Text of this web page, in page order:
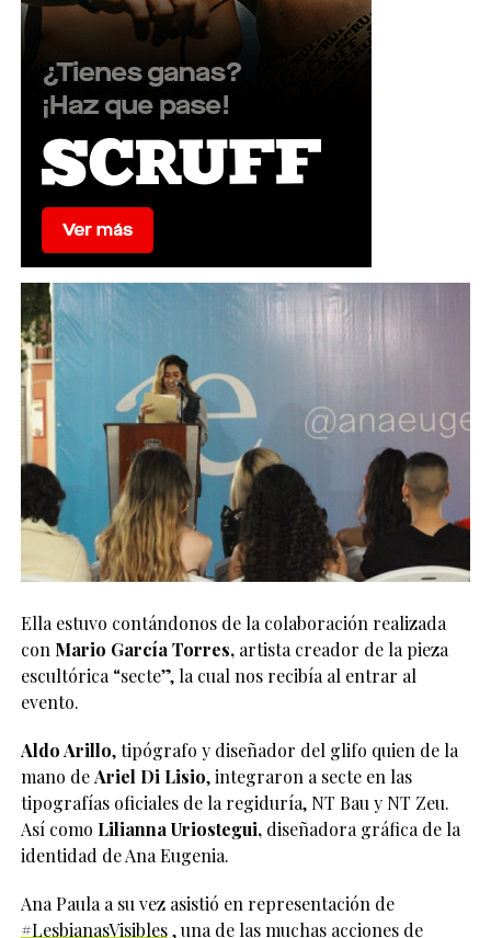
Ella estuvo contándonos de la colaboración realizada
con Mario García Torres,artista creador de la pieza
escultórica “secte”, la cual nos recibía al entrar al
evento.
Aldo Arillo, tipógrafo y diseñador del glifo quien de la
mano deAriel Di Lisio, integraron a secte en las
tipografías oficiales de la regiduría, NT Bau y NT Zeu.
Así como Lilianna Uriostegui,diseñadora gráfica de la
identidad de Ana Eugenia.
Ana Paula a su vez asistió en representación de
#LesbianasVisibles, una de las muchas acciones de